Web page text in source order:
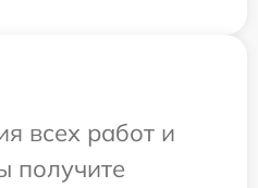
всех работ и
получите